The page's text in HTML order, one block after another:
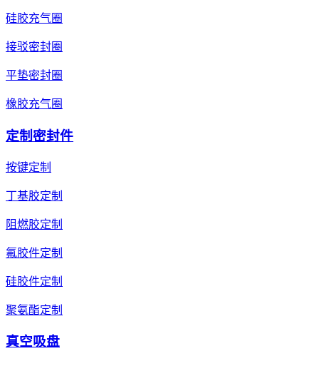
硅胶充气圈
接驳密封圈
平垫密封圈
橡胶充气圈
定制密封件
按键定制
丁基胶定制
阻燃胶定制
氟胶件定制
硅胶件定制
聚氨酯定制
真空吸盘